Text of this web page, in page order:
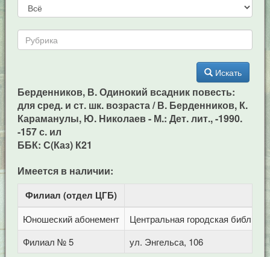
Искать
Берденников, В. Одинокий всадник повесть:
для сред. и ст. шк. возраста / В. Берденников, К.
Караманулы, Ю. Николаев - М.: Дет. лит., -1990.
-157 с. ил
ББК: С(Каз) К21
Имеется в наличии:
Филиал (отдел ЦГБ)
Юношеский абонемент
Центральная городская
Филиал № 5
ул. Энгельса, 106